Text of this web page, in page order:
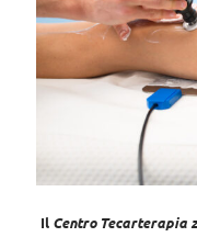
Il Centro Tecarterapia